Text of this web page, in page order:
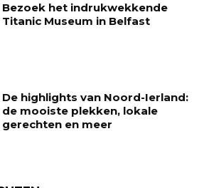
Bezoek het indrukwekkende
Titanic Museum in Belfast
De highlights van Noord-Ierland:
de mooiste plekken, lokale
gerechten en meer